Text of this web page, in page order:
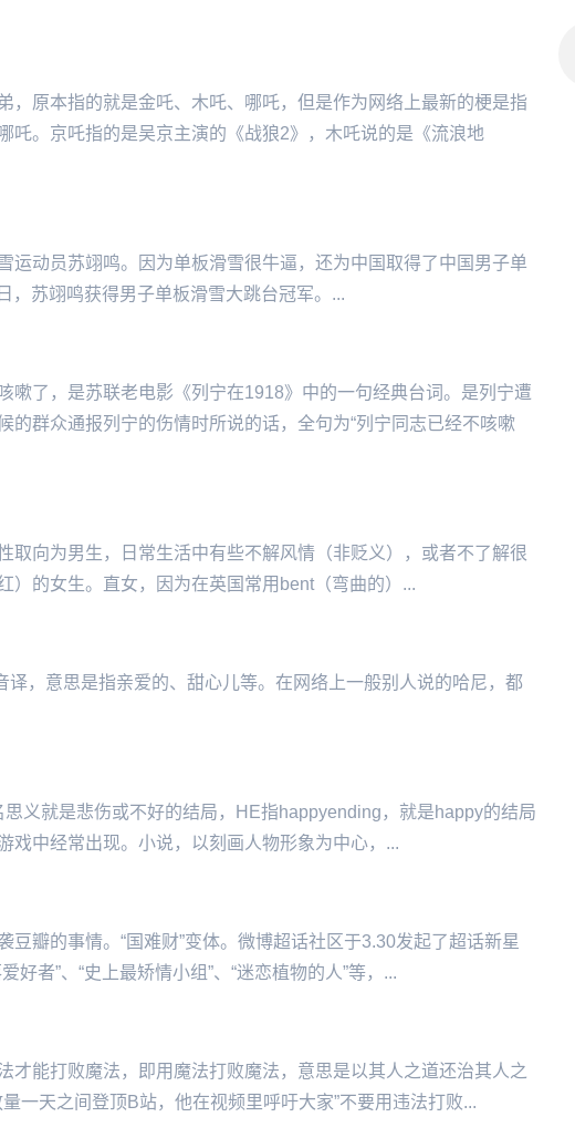
，原本指的就是金吒、木吒、哪吒，但是作为网络上最新的梗是指
吒。京吒指的是吴京主演的《战狼2》，木吒说的是《流浪地
运动员苏翊鸣。因为单板滑雪很牛逼，还为中国取得了中国男子单
，苏翊鸣获得男子单板滑雪大跳台冠军。...
嗽了，是苏联老电影《列宁在1918》中的一句经典台词。是列宁遭
的群众通报列宁的伤情时所说的话，全句为“列宁同志已经不咳嗽
取向为男生，日常生活中有些不解风情（非贬义），或者不了解很
）的女生。直女，因为在英国常用bent（弯曲的）...
译，意思是指亲爱的、甜心儿等。在网络上一般别人说的哈尼，都
义就是悲伤或不好的结局，HE指happyending，就是happy的结局
戏中经常出现。小说，以刻画人物形象为中心，...
瓣的事情。“国难财”变体。微博超话社区于3.30发起了超话新星
好者”、“史上最矫情小组”、“迷恋植物的人”等，...
才能打败魔法，即用魔法打败魔法，意思是以其人之道还治其人之
一天之间登顶B站，他在视频里呼吁大家”不要用违法打败...